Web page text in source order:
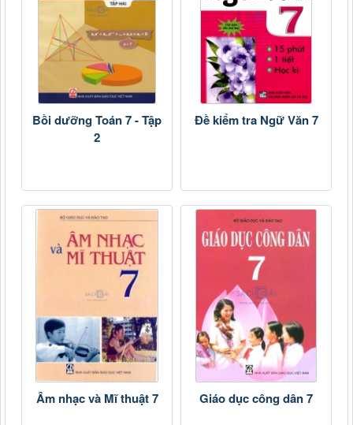
Bồi dưỡng Toán 7 - Tập
2
Đề kiểm tra Ngữ Văn 7
Âm nhạc và Mĩ thuật 7 Giáo dục công dân 7